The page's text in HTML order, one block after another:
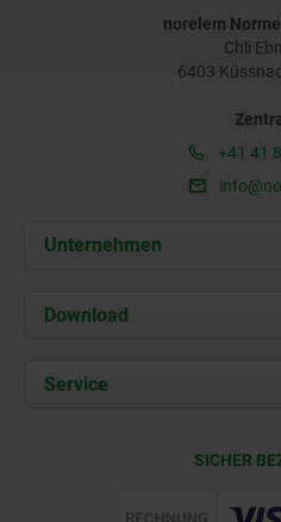
norelem
Chli
6403
+41 41
Unternehmen
Über uns
Kontakt
Download
Service
SICHER